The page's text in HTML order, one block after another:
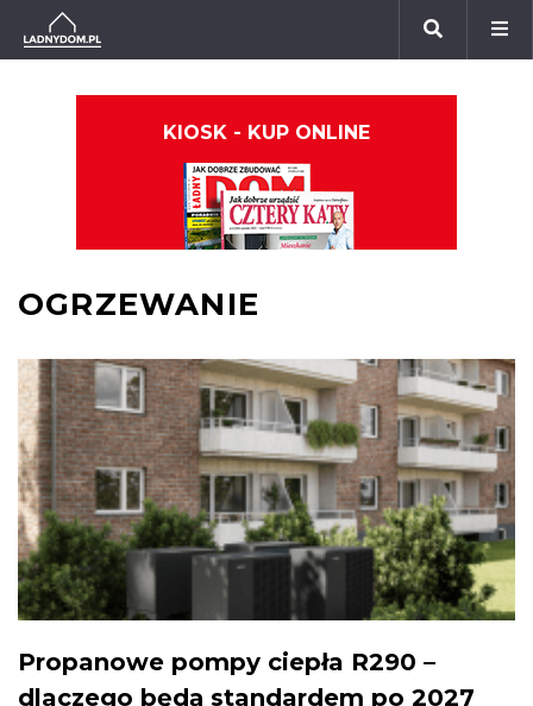
KIOSK - KUP ONLINE
OGRZEWANIE
Propanowe pompy ciepła R290 –
dlaczego będą standardem po 2027